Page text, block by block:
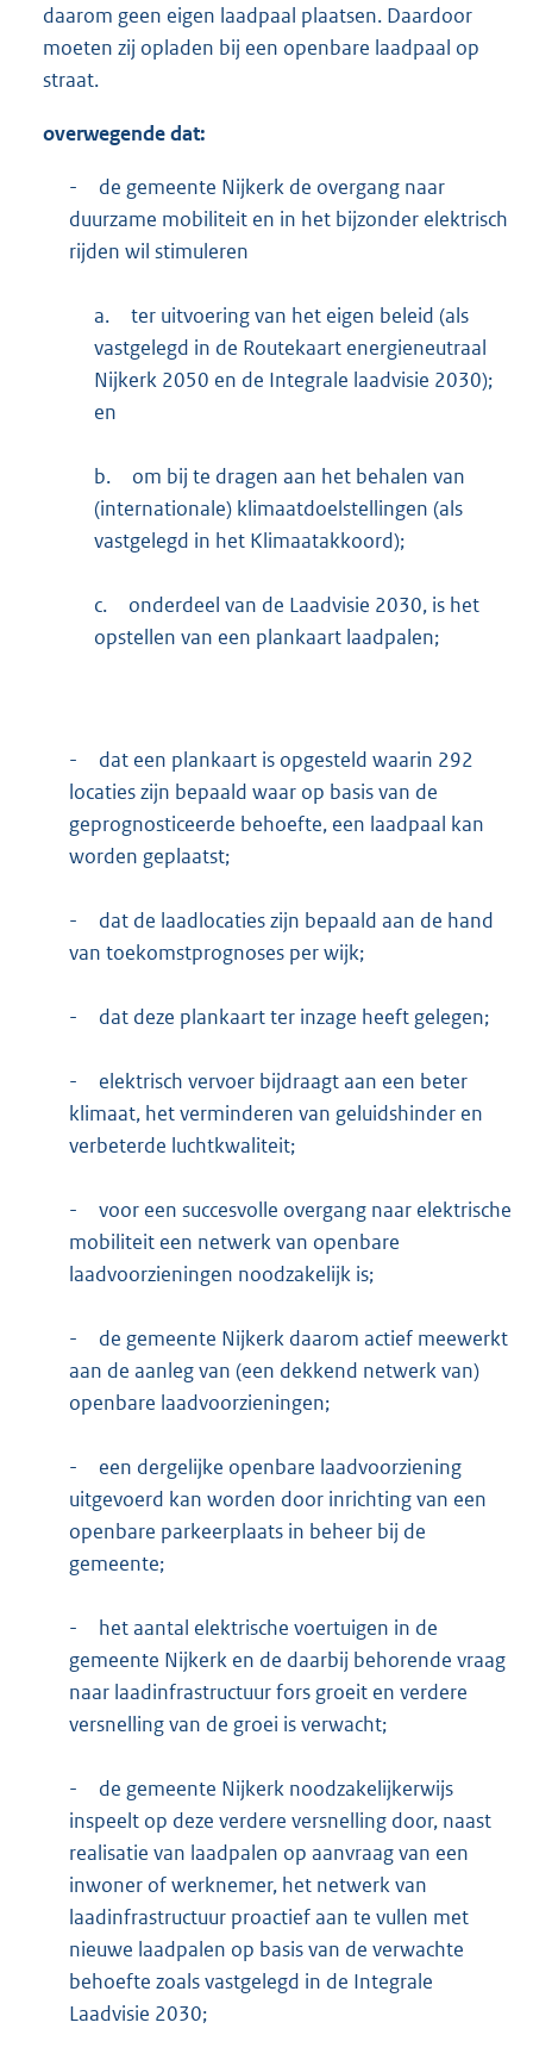
daarom geen eigen laadpaal plaatsen. Daardoor
moeten zij opladen bij een openbare laadpaal op
straat.
overwegende dat:
-
de gemeente Nijkerk de overgang naar
duurzame mobiliteit en in het bijzonder elektrisch
rijden wil stimuleren
a.
ter uitvoering van het eigen beleid (als
vastgelegd in de Routekaart energieneutraal
Nijkerk 2050 en de Integrale laadvisie 2030);
en
b.
om bij te dragen aan het behalen van
(internationale) klimaatdoelstellingen (als
vastgelegd in het Klimaatakkoord);
c.
onderdeel van de Laadvisie 2030, is het
opstellen van een plankaart laadpalen;
-
dat een plankaart is opgesteld waarin 292
locaties zijn bepaald waar op basis van de
geprognosticeerde behoefte, een laadpaal kan
worden geplaatst;
-
dat de laadlocaties zijn bepaald aan de hand
van toekomstprognoses per wijk;
- dat deze plankaart ter inzage heeft gelegen;
-
elektrisch vervoer bijdraagt aan een beter
klimaat, het verminderen van geluidshinder en
verbeterde luchtkwaliteit;
-
voor een succesvolle overgang naar elektrische
mobiliteit een netwerk van openbare
laadvoorzieningen noodzakelijk is;
-
de gemeente Nijkerk daarom actief meewerkt
aan de aanleg van (een dekkend netwerk van)
openbare laadvoorzieningen;
-
een dergelijke openbare laadvoorziening
uitgevoerd kan worden door inrichting van een
openbare parkeerplaats in beheer bij de
gemeente;
-
het aantal elektrische voertuigen in de
gemeente Nijkerk en de daarbij behorende vraag
naar laadinfrastructuur fors groeit en verdere
versnelling van de groei is verwacht;
-
de gemeente Nijkerk noodzakelijkerwijs
inspeelt op deze verdere versnelling door, naast
realisatie van laadpalen op aanvraag van een
inwoner of werknemer, het netwerk van
laadinfrastructuur proactief aan te vullen met
nieuwe laadpalen op basis van de verwachte
behoefte zoals vastgelegd in de Integrale
Laadvisie 2030;